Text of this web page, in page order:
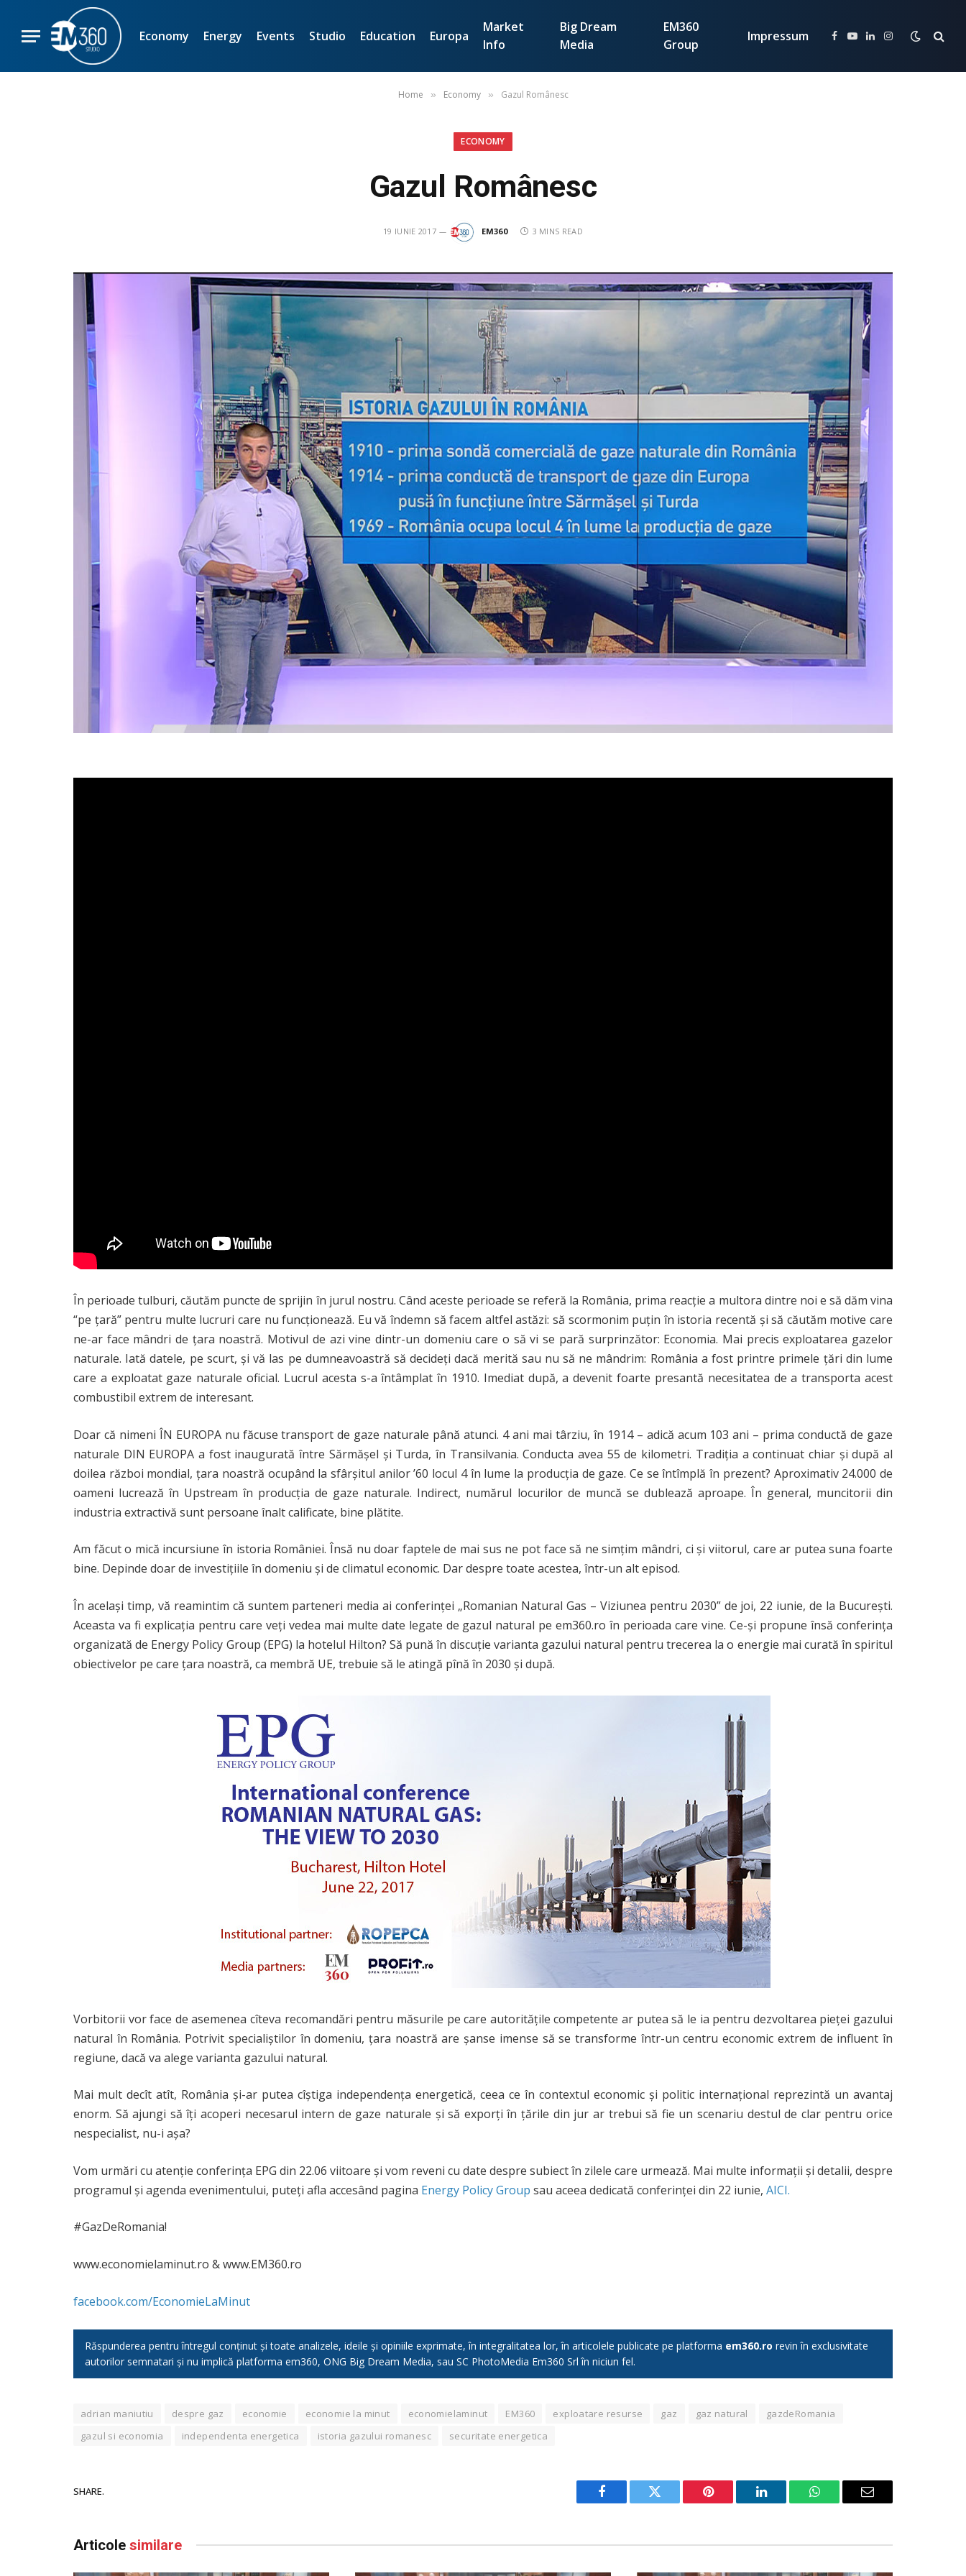
Economy Energy Events Studio Education Europa
Market
Info
Big Dream
Media
EM360
Group
Impressum Facebook
YouTube
LinkedInInstagram
Home » Economy » Gazul Românesc
ECONOMY
Gazul Românesc
19 IUNIE 2017 EM360 3 MINS READ
În perioade tulburi, căutăm puncte de sprijin în jurul nostru. Când aceste perioade se referă la România, prima reacție a multora dintre noi e să dăm vina
“pe țară” pentru multe lucruri care nu funcționează. Eu vă îndemn să facem altfel astăzi: să scormonim puțin în istoria recentă și să căutăm motive care
ne-ar face mândri de țara noastră. Motivul de azi vine dintr-un domeniu care o să vi se pară surprinzător: Economia. Mai precis exploatarea gazelor
naturale. Iată datele, pe scurt, și vă las pe dumneavoastră să decideți dacă merită sau nu să ne mândrim: România a fost printre primele țări din lume
care a exploatat gaze naturale oficial. Lucrul acesta s-a întâmplat în 1910. Imediat după, a devenit foarte presantă necesitatea de a transporta acest
combustibil extrem de interesant.
Doar că nimeni ÎN EUROPA nu făcuse transport de gaze naturale până atunci. 4 ani mai târziu, în 1914 – adică acum 103 ani – prima conductă de gaze
naturale DIN EUROPA a fost inaugurată între Sărmășel și Turda, în Transilvania. Conducta avea 55 de kilometri. Tradiția a continuat chiar și după al
doilea război mondial, țara noastră ocupând la sfârșitul anilor ’60 locul 4 în lume la producția de gaze. Ce se întîmplă în prezent? Aproximativ 24.000 de
oameni lucrează în Upstream în producția de gaze naturale. Indirect, numărul locurilor de muncă se dublează aproape. În general, muncitorii din
industria extractivă sunt persoane înalt calificate, bine plătite.
Am făcut o mică incursiune în istoria României. Însă nu doar faptele de mai sus ne pot face să ne simțim mândri, ci și viitorul, care ar putea suna foarte
bine. Depinde doar de investițiile în domeniu și de climatul economic. Dar despre toate acestea, într-un alt episod.
În același timp, vă reamintim că suntem parteneri media ai conferinței „Romanian Natural Gas – Viziunea pentru 2030” de joi, 22 iunie, de la București.
Aceasta va fi explicația pentru care veți vedea mai multe date legate de gazul natural pe em360.ro în perioada care vine. Ce-și propune însă conferința
organizată de Energy Policy Group (EPG) la hotelul Hilton? Să pună în discuție varianta gazului natural pentru trecerea la o energie mai curată în spiritul
obiectivelor pe care țara noastră, ca membră UE, trebuie să le atingă pînă în 2030 și după.
Vorbitorii vor face de asemenea cîteva recomandări pentru măsurile pe care autoritățile competente ar putea să le ia pentru dezvoltarea pieței gazului
natural în România. Potrivit specialiștilor în domeniu, țara noastră are șanse imense să se transforme într-un centru economic extrem de influent în
regiune, dacă va alege varianta gazului natural.
Mai mult decît atît, România și-ar putea cîștiga independența energetică, ceea ce în contextul economic și politic internațional reprezintă un avantaj
enorm. Să ajungi să îți acoperi necesarul intern de gaze naturale și să exporți în țările din jur ar trebui să fie un scenariu destul de clar pentru orice
nespecialist, nu-i așa?
Vom urmări cu atenție conferința EPG din 22.06 viitoare și vom reveni cu date despre subiect în zilele care urmează. Mai multe informaţii şi detalii, despre
programul şi agenda evenimentului, puteţi afla accesând pagina Energy Policy Group sau aceea dedicată conferinţei din 22 iunie, AICI.
#GazDeRomania!
www.economielaminut.ro & www.EM360.ro
facebook.com/EconomieLaMinut
Răspunderea pentru întregul conținut și toate analizele, ideile și opiniile exprimate, în integralitatea lor, în articolele publicate pe platforma em360.ro revin în exclusivitate
autorilor semnatari și nu implică platforma em360, ONG Big Dream Media, sau SC PhotoMedia Em360 Srl în niciun fel.
adrian maniutiu despre gaz economie economie la minut economielaminut EM360 exploatare resurse gaz gaz natural
gazdeRomania
gazul si economia
independenta energetica istoria gazului romanesc securitate energetica
SHARE.
Facebook Twitter Pinterest LinkedIn WhatsAppEmail
Articole similare